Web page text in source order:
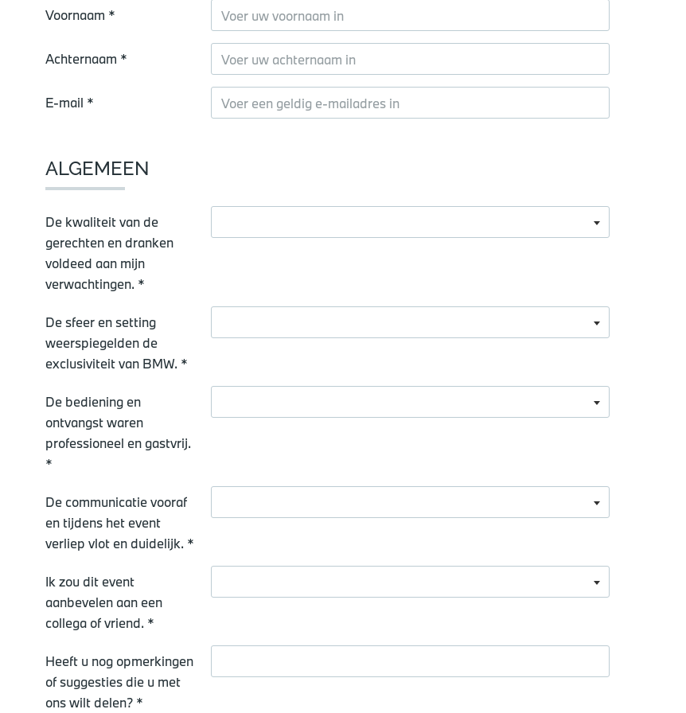
Voornaam *
Achternaam *
E-mail *
ALGEMEEN
De kwaliteit van de
gerechten en dranken
voldeed aan mijn
verwachtingen. *
De sfeer en setting
weerspiegelden de
exclusiviteit van BMW. *
De bediening en
ontvangst waren
professioneel en gastvrij.
*
De communicatie vooraf
en tijdens het event
verliep vlot en duidelijk. *
Ik zou dit event
aanbevelen aan een
collega of vriend. *
Heeft u nog opmerkingen
of suggesties die u met
ons wilt delen? *